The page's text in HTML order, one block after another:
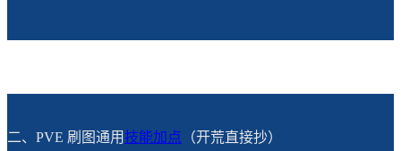
二、PVE 刷图通用技能加点 （开荒直接抄）